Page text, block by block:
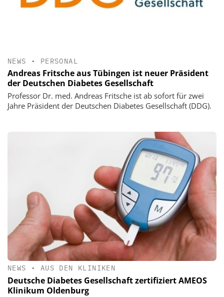
NEWS • PERSONAL
Andreas Fritsche aus Tübingen ist neuer Präsident
der Deutschen Diabetes Gesellschaft
Professor Dr. med. Andreas Fritsche ist ab sofort für zwei
Jahre Präsident der Deutschen Diabetes Gesellschaft (DDG).
NEWS • AUS DEN KLINIKEN
Deutsche Diabetes Gesellschaft zertifiziert AMEOS
Klinikum Oldenburg